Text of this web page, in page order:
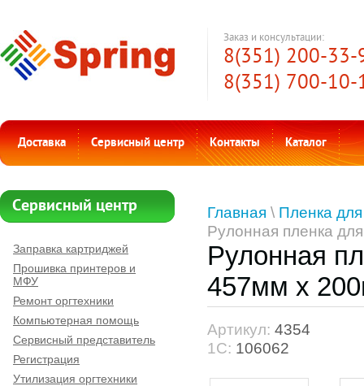
Заказ и консультации:
8(351) 200-33-
8(351) 700-10-
Доставка Сервисный центр Контакты Каталог
Главная \ Пленка
Рулонная пленка
Рулонная
457мм х
Артикул: 4354
1С: 106062
Сервисный центр
Заправка картриджей
Прошивка принтеров и
МФУ
Ремонт оргтехники
Компьютерная помощь
Сервисный представитель
Регистрация
Утилизация оргтехники